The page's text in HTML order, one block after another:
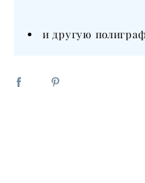
и другую